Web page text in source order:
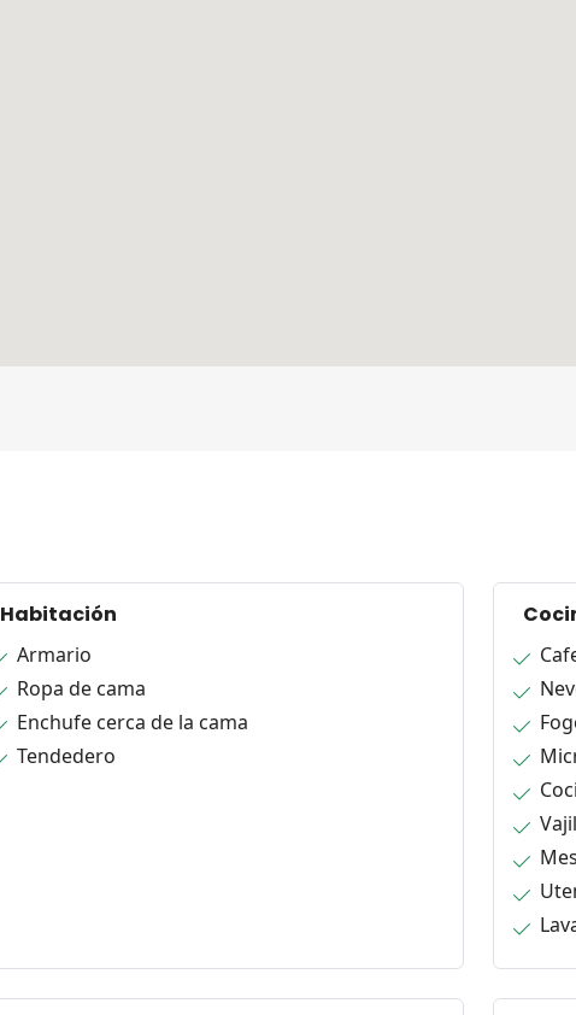
Habitación
Armario
Ropa de cama
Enchufe cerca de la cama
Tendedero